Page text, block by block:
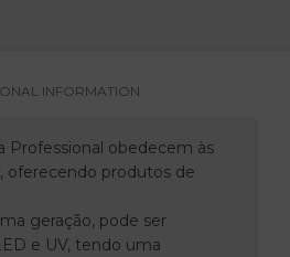
INFORMATION
Professional obedecem às
oferecendo produtos de
geração, pode ser
e UV, tendo uma